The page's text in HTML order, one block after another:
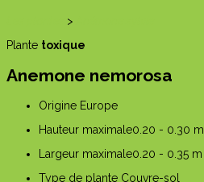
>
Plante toxique
Anemone nemorosa
Origine Europe
Hauteur maximale0.20 - 0.30 m
Largeur maximale0.20 - 0.35 m
Type de plante Couvre-sol